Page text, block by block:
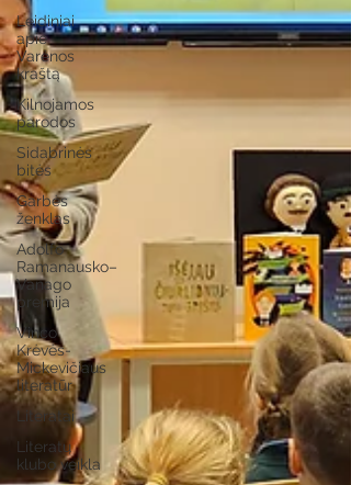
Leidiniai
apie
Varėnos
kraštą
Kilnojamos
parodos
Sidabrinės
bitės
Garbės
ženklas
Adolfo
Ramanausko–
Vanago
premija
Vinco
Krėvės-
Mickevičiaus
literatūr
Literatai
Literatų
klubo veikla